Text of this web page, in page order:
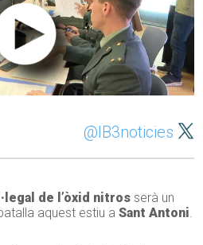
@IB3noticies
de l’òxid nitros serà un
aquest estiu aSant Antoni.